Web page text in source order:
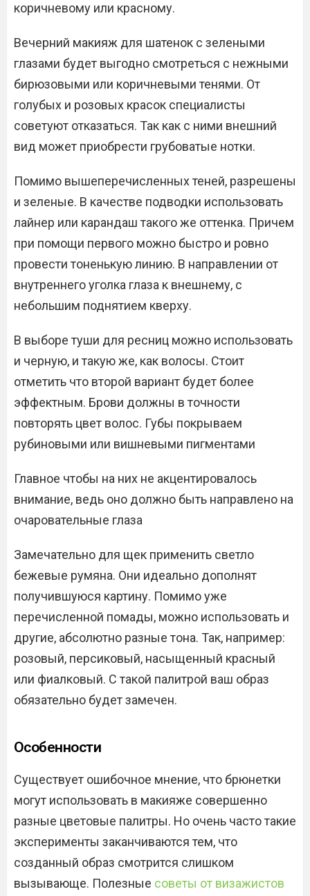
коричневому или красному.
Вечерний макияж для шатенок с зелеными
глазами будет выгодно смотреться с нежными
бирюзовыми или коричневыми тенями. От
голубых и розовых красок специалисты
советуют отказаться. Так как с ними внешний
вид может приобрести грубоватые нотки.
Помимо вышеперечисленных теней, разрешены
и зеленые. В качестве подводки использовать
лайнер или карандаш такого же оттенка. Причем
при помощи первого можно быстро и ровно
провести тоненькую линию. В направлении от
внутреннего уголка глаза к внешнему, с
небольшим поднятием кверху.
В выборе туши для ресниц можно использовать
и черную, и такую же, как волосы. Стоит
отметить что второй вариант будет более
эффектным. Брови должны в точности
повторять цвет волос. Губы покрываем
рубиновыми или вишневыми пигментами
Главное чтобы на них не акцентировалось
внимание, ведь оно должно быть направлено на
очаровательные глаза
Замечательно для щек применить светло
бежевые румяна. Они идеально дополнят
получившуюся картину. Помимо уже
перечисленной помады, можно использовать и
другие, абсолютно разные тона. Так, например:
розовый, персиковый, насыщенный красный
или фиалковый. С такой палитрой ваш образ
обязательно будет замечен.
Особенности
Существует ошибочное мнение, что брюнетки
могут использовать в макияже совершенно
разные цветовые палитры. Но очень часто такие
эксперименты заканчиваются тем, что
созданный образ смотрится слишком
вызывающе. Полезные советы от визажистов